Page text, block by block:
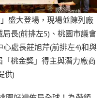
盛大登場，現場並陳列廠
長(前排左5)、桃園市議會
處長莊旭芹(前排左4)和與
桃金獎」得主與潛力廠商
供)